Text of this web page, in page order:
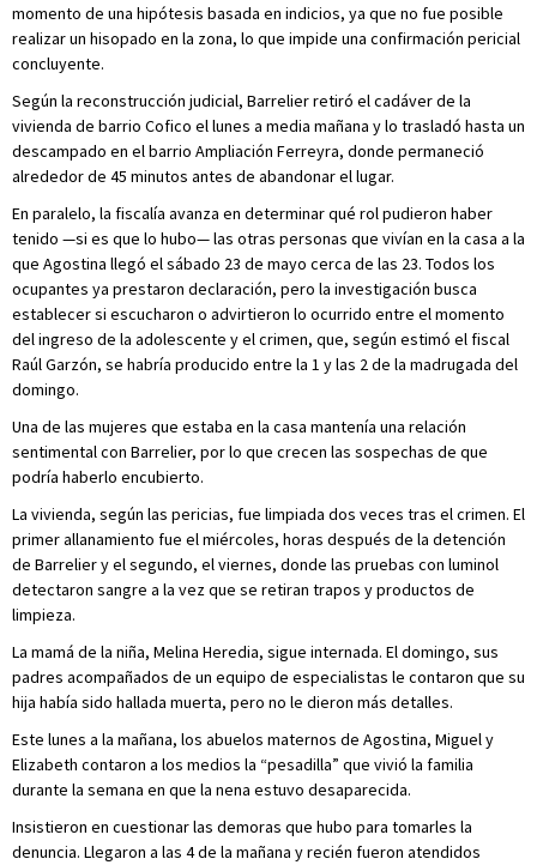
momento de una hipótesis basada en indicios, ya que no fue posible
realizar un hisopado en la zona, lo que impide una confirmación pericial
concluyente.
Según la reconstrucción judicial, Barrelier retiró el cadáver de la
vivienda de barrio Cofico el lunes a media mañana y lo trasladó hasta un
descampado en el barrio Ampliación Ferreyra, donde permaneció
alrededor de 45 minutos antes de abandonar el lugar.
En paralelo, la fiscalía avanza en determinar qué rol pudieron haber
tenido —si es que lo hubo— las otras personas que vivían en la casa a la
que Agostina llegó el sábado 23 de mayo cerca de las 23. Todos los
ocupantes ya prestaron declaración, pero la investigación busca
establecer si escucharon o advirtieron lo ocurrido entre el momento
del ingreso de la adolescente y el crimen, que, según estimó el fiscal
Raúl Garzón, se habría producido entre la 1 y las 2 de la madrugada del
domingo.
Una de las mujeres que estaba en la casa mantenía una relación
sentimental con Barrelier, por lo que crecen las sospechas de que
podría haberlo encubierto.
La vivienda, según las pericias, fue limpiada dos veces tras el crimen. El
primer allanamiento fue el miércoles, horas después de la detención
de Barrelier y el segundo, el viernes, donde las pruebas con luminol
detectaron sangre a la vez que se retiran trapos y productos de
limpieza.
La mamá de la niña, Melina Heredia, sigue internada. El domingo, sus
padres acompañados de un equipo de especialistas le contaron que su
hija había sido hallada muerta, pero no le dieron más detalles.
Este lunes a la mañana, los abuelos maternos de Agostina, Miguel y
Elizabeth contaron a los medios la “pesadilla” que vivió la familia
durante la semana en que la nena estuvo desaparecida.
Insistieron en cuestionar las demoras que hubo para tomarles la
denuncia. Llegaron a las 4 de la mañana y recién fueron atendidos